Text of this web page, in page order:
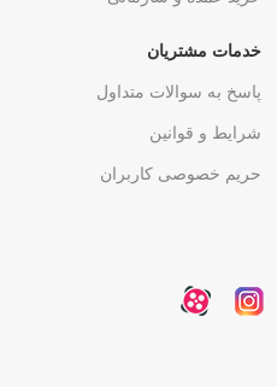
خدمات مشتریان
پاسخ به سوالات متداول
شرایط و قوانین
حریم خصوصی کاربران